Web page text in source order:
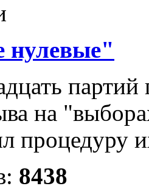
партий
на
процедуру
8438